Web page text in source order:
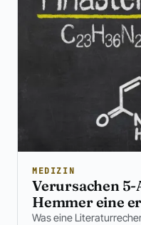
MEDIZIN
Verursachen
Hemmer eine
Was eine